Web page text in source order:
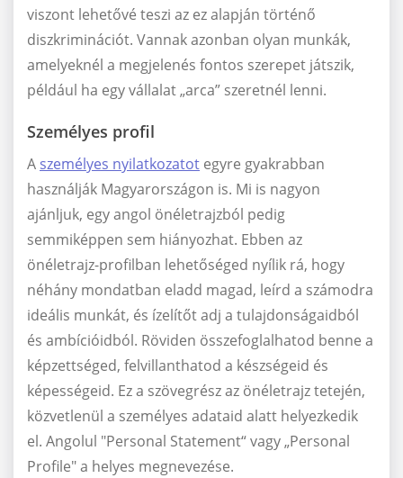
viszont lehetővé teszi az ez alapján történő
diszkriminációt. Vannak azonban olyan munkák,
amelyeknél a megjelenés fontos szerepet játszik,
például ha egy vállalat „arca” szeretnél lenni.
Személyes profil
A személyes nyilatkozatot egyre gyakrabban
használják Magyarországon is. Mi is nagyon
ajánljuk, egy angol önéletrajzból pedig
semmiképpen sem hiányozhat. Ebben az
önéletrajz-profilban lehetőséged nyílik rá, hogy
néhány mondatban eladd magad, leírd a számodra
ideális munkát, és ízelítőt adj a tulajdonságaidból
és ambícióidból. Röviden összefoglalhatod benne a
képzettséged, felvillanthatod a készségeid és
képességeid. Ez a szövegrész az önéletrajz tetején,
közvetlenül a személyes adataid alatt helyezkedik
el. Angolul "Personal Statement“ vagy „Personal
Profile" a helyes megnevezése.